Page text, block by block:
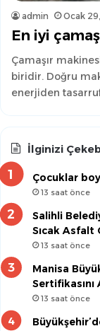
admin Ocak
En iyi
Çamaşır
biridir. Doğru
enerjiden
İlginizi
Çocuklar
13 saat önce
Salihli
Sıcak Asfalt
13 saat önce
Manisa
Sertifikasını
13 saat önce